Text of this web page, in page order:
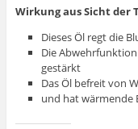
Wirkung aus Sicht der
Dieses Öl regt die
Die
gestärkt
Das Öl befreit von
und hat wärmende